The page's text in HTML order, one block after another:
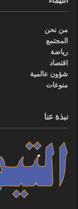
من نحن
المجتمع
رياضة
اقتصاد
شؤون عالمية
منوعات
نبذة عنا